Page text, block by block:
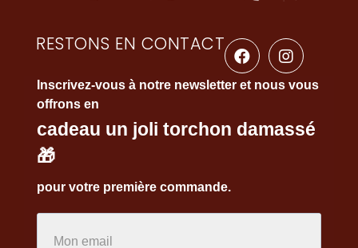
RESTONS EN CONTACT
Inscrivez-vous à notre newsletter et nous vous
offrons en
cadeau un joli torchon damassé
🎁
pour votre première commande.